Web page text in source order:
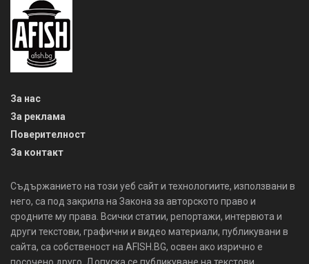
За нас
За реклама
Поверителност
За контакт
Съдържанието на този уеб сайт и технологиите, използвани в
него, са под закрила на Закона за авторското право и
сродните му права. Всички статии, репортажи, интервюта и
други текстови, графични и видео материали, публикувани в
сайта, са собственост на AFISH.BG, освен ако изрично е
посочено друго. Допуска се публикуване на текстови